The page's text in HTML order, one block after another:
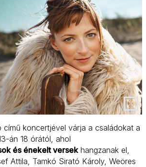
című koncertjével várja a családokat a
án 18 órától, ahol
és énekelt versekhangzanak el,
Attila, Tamkó Sirató Károly, Weöres